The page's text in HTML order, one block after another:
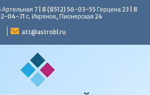
7 | 8 (8512) 56-03-55 Герцена 23 | 8
04-71 с. Икряное, Пионерская 24
att@astrobl.ru